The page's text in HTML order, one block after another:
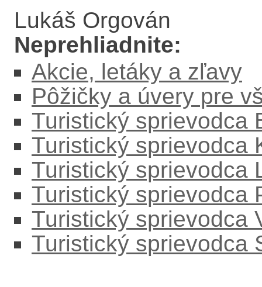
Lukáš Orgován
Neprehliadnite:
Akcie, letáky a zľavy
Pôžičky a úvery pre
Turistický sprievodca
Turistický sprievodca
Turistický sprievodca
Turistický sprievodca
Turistický sprievodca
Turistický sprievodca